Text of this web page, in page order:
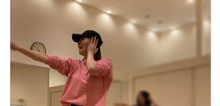
2003〜2008 USA Nationals第1位連続受賞（2004・
2007、グランプリ受賞）
2008.12 テーマパークカウントダウンパレード2009出演
2009〜2012 フジテレビ「ものまね紅白歌合戦」出演
2012.8 フジテレビ「お台場合衆国」高橋真麻バックダン
サー